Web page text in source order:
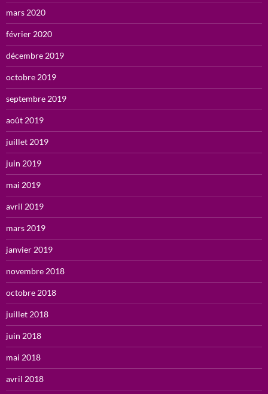
mars 2020
février 2020
décembre 2019
octobre 2019
septembre 2019
août 2019
juillet 2019
juin 2019
mai 2019
avril 2019
mars 2019
janvier 2019
novembre 2018
octobre 2018
juillet 2018
juin 2018
mai 2018
avril 2018